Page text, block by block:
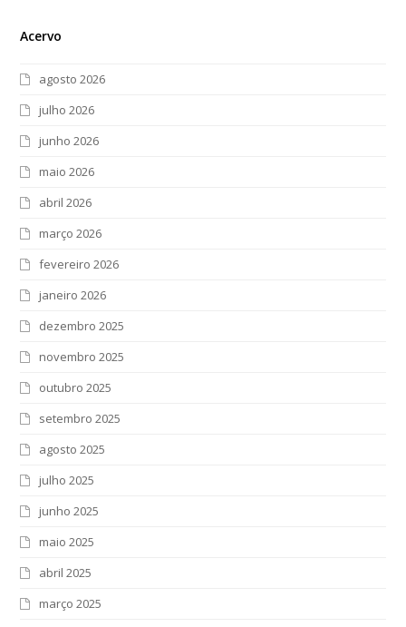
Acervo
agosto 2026
julho 2026
junho 2026
maio 2026
abril 2026
março 2026
fevereiro 2026
janeiro 2026
dezembro 2025
novembro 2025
outubro 2025
setembro 2025
agosto 2025
julho 2025
junho 2025
maio 2025
abril 2025
março 2025